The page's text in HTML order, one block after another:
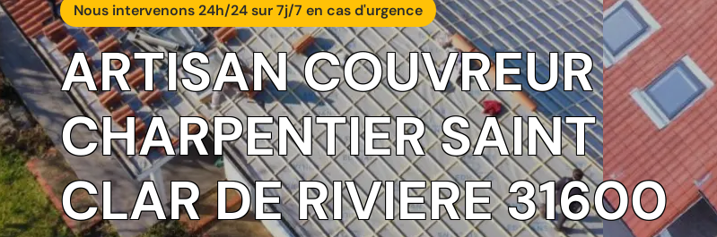
Nous intervenons 24h/24 sur 7j/7 en cas d'urgence
ARTISAN COUVREUR
CHARPENTIER SAINT
CLAR DE RIVIERE 31600